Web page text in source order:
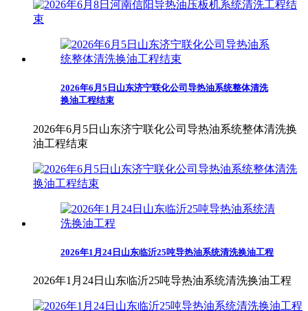
2026年6月5日山东济宁联化公司导热油系统整体清洗
换油工程结束
2026年6月5日山东济宁联化公司导热油系统整体清洗换
油工程结束
2026年1月24日山东临沂25吨导热油系统清洗换油工程
2026年1月24日山东临沂25吨导热油系统清洗换油工程